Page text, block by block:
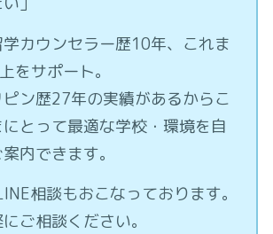
カウンセラー歴10年、これま
をサポート。
ン歴27年の実績があるからこ
とって最適な学校・環境を自
内できます。
相談もおこなっております。
ご相談ください。